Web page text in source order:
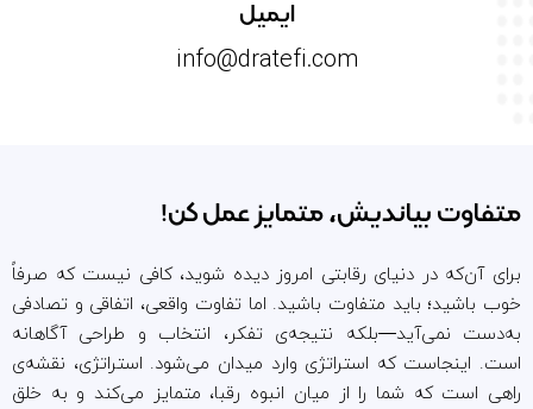
ایمیل
info@dratefi.com
متفاوت بیاندیش، متمایز عمل کن!
برای آن‌که در دنیای رقابتی امروز دیده شوید، کافی نیست که صرفاً
خوب باشید؛ باید متفاوت باشید. اما تفاوت واقعی، اتفاقی و تصادفی
به‌دست نمی‌آید—بلکه نتیجه‌ی تفکر، انتخاب و طراحی آگاهانه
است. اینجاست که استراتژی وارد میدان می‌شود. استراتژی، نقشه‌ی
راهی است که شما را از میان انبوه رقبا، متمایز می‌کند و به خلق